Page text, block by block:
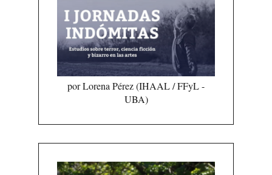
por Lorena Pérez (IHAAL / FFyL -
UBA)